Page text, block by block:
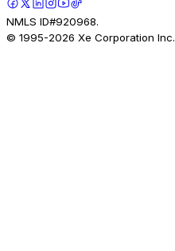
NMLS ID#920968.
© 1995-2026 Xe Corporation Inc.